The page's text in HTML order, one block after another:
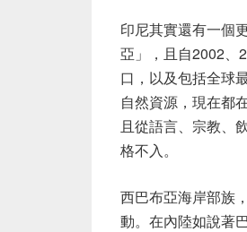
印尼其實還有一個
亞」，且自2002、
口，以及包括全球
自然資源，現在都
且從語言、宗教、
格不入。
西巴布亞海岸部族
動。在內陸如說著